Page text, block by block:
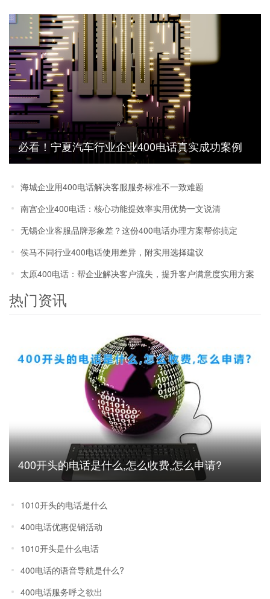
必看！宁夏汽车行业企业400电话真实成功案例
及效果数据
海城企业用400电话解决客服服务标准不一致难题
南宫企业400电话：核心功能提效率实用优势一文说清
无锡企业客服品牌形象差？这份400电话办理方案帮你搞定
侯马不同行业400电话使用差异，附实用选择建议
太原400电话：帮企业解决客户流失，提升客户满意度实用方案
热门资讯
400开头的电话是什么,怎么收费,怎么申请?
1010开头的电话是什么
400电话优惠促销活动
1010开头是什么电话
400电话的语音导航是什么?
400电话服务呼之欲出